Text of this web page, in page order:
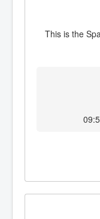
This is the